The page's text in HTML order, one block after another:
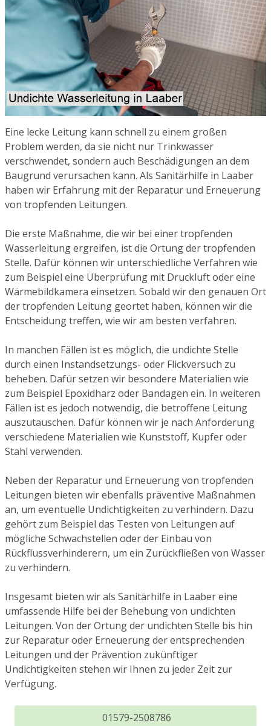
Eine lecke Leitung kann schnell zu einem großen
Problem werden, da sie nicht nur Trinkwasser
verschwendet, sondern auch Beschädigungen an dem
Baugrund verursachen kann. Als Sanitärhilfe in Laaber
haben wir Erfahrung mit der Reparatur und Erneuerung
von tropfenden Leitungen.
Die erste Maßnahme, die wir bei einer tropfenden
Wasserleitung ergreifen, ist die Ortung der tropfenden
Stelle. Dafür können wir unterschiedliche Verfahren wie
zum Beispiel eine Überprüfung mit Druckluft oder eine
Wärmebildkamera einsetzen. Sobald wir den genauen Ort
der tropfenden Leitung geortet haben, können wir die
Entscheidung treffen, wie wir am besten verfahren.
In manchen Fällen ist es möglich, die undichte Stelle
durch einen Instandsetzungs- oder Flickversuch zu
beheben. Dafür setzen wir besondere Materialien wie
zum Beispiel Epoxidharz oder Bandagen ein. In weiteren
Fällen ist es jedoch notwendig, die betroffene Leitung
auszutauschen. Dafür können wir je nach Anforderung
verschiedene Materialien wie Kunststoff, Kupfer oder
Stahl verwenden.
Neben der Reparatur und Erneuerung von tropfenden
Leitungen bieten wir ebenfalls präventive Maßnahmen
an, um eventuelle Undichtigkeiten zu verhindern. Dazu
gehört zum Beispiel das Testen von Leitungen auf
mögliche Schwachstellen oder der Einbau von
Rückflussverhinderern, um ein Zurückfließen von Wasser
zu verhindern.
Insgesamt bieten wir als Sanitärhilfe in Laaber eine
umfassende Hilfe bei der Behebung von undichten
Leitungen. Von der Ortung der undichten Stelle bis hin
zur Reparatur oder Erneuerung der entsprechenden
Leitungen und der Prävention zukünftiger
Undichtigkeiten stehen wir Ihnen zu jeder Zeit zur
Verfügung.
01579-2508786